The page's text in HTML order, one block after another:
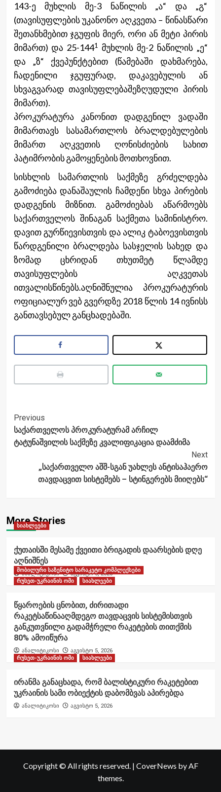
143-ე მუხლის მე-3 ნაწილის „ა“ და „გ“
(თავისუფლების უკანონო აღკვეთა – წინასწარი
შეთანხმებით ჯგუფის მიერ, ორი ან მეტი პირის
მიმართ) და 25-1441
მუხლის მე-2 ნაწილის „ე“
და „ზ“ ქვეპუნქტებით (წამებაში დახმარება,
ჩადენილი ჯგუფურად, დაკავებულის ან
სხვაგვარად თავისუფლებაშეზღუდული პირის
მიმართ).
პროკურატურა კანონით დადგენილ ვადაში
მიმართავს სასამართლოს ბრალდებულების
მიმართ აღკვეთის ღონისძიების სახით
პატიმრობის გამოყენების მოთხოვნით.
სისხლის სამართლის საქმეზე გრძელდება
გამოძიება დანაშაულის ჩამდენი სხვა პირების
დადგენის მიზნით. გამოძიებას აწარმოებს
საქართველოს შინაგან საქმეთა სამინისტრო.
დავით გურწიევისთვის და ალიკ ტაბოევისთვის
წარდგენილი ბრალდება სასჯელის სახედ და
ზომად ცხრიდან თხუთმეტ წლამდე
თავისუფლების აღკვეთას
ითვალისწინებს.აღნიშნულია პროკურატურის
ოფიციალურ ვებ გვერდზე 2018 წლის 14 ივნისს
განთავსებულ განცხადებაში.
Post
Navigation
Previous
საქართველოს პროკურატურამ არჩილ
ტატუნაშვილის საქმეზე კვალიფიკაცია დაამძიმა
Next
„საქართველო აშშ-სგან უახლეს ანტისაჰაერო
თავდაცვით სისტემებს – სტინგერებს მიიღებს“
More Stories
სიახლეები
ქუთაისში მესამე ქვეითი ბრიგადის დაარსების დღე
აღნიშნეს
ანალიტიკოსი აგვისტო 6, 2026
მობილური საზენიტო სარაკეტო კომპლექსები
რუსეთ-უკრაინის ომი
სიახლეები
წყაროების ცნობით, ძირითადი
რაკეტსაწინააღმდეგო თავდაცვის სისტემისთვის
განკუთვნილი გადამჭრელი რაკეტების თითქმის
80% ამოიწურა
ანალიტიკოსი
აგვისტო 5, 2026
რუსეთ-უკრაინის ომი
სიახლეები
ირანმა განაცხადა, რომ ბალისტიკური რაკეტებით
უკრაინის სამი ობიექტის დაბომბვას აპირებდა
ანალიტიკოსი აგვისტო 5, 2026
Copyright © All rights reserved. | CoverNews by AF
themes.